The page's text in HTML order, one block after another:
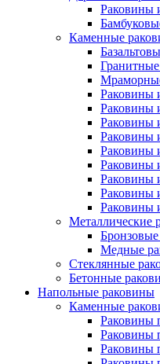
Раковины
Каменные
Раковины
Раковины
Раковины
Раковины
Раковины
Раковины
Раковины
Раковины
Раковины
Металлические
Медные
Стеклянные
Бетонные
Напольные раковины
Каменные
Раковины
Раковины
Раковины